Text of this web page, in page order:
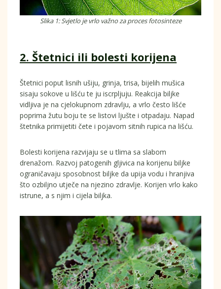
Slika 1: Svjetlo je vrlo važno za proces fotosinteze
2. Štetnici ili bolesti korijena
Štetnici poput lisnih ušiju, grinja, trisa, bijelih mušica
sisaju sokove u lišću te ju iscrpljuju. Reakcija biljke
vidljiva je na cjelokupnom zdravlju, a vrlo često lišće
poprima žutu boju te se listovi ljušte i otpadaju. Napad
štetnika primijetiti čete i pojavom sitnih rupica na lišću.
Bolesti korijena razvijaju se u tlima sa slabom
drenažom. Razvoj patogenih gljivica na korijenu biljke
ograničavaju sposobnost biljke da upija vodu i hranjiva
što ozbiljno utječe na njezino zdravlje. Korijen vrlo kako
istrune, a s njim i cijela biljka.